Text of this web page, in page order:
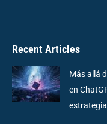
Recent Articles
Más allá
en